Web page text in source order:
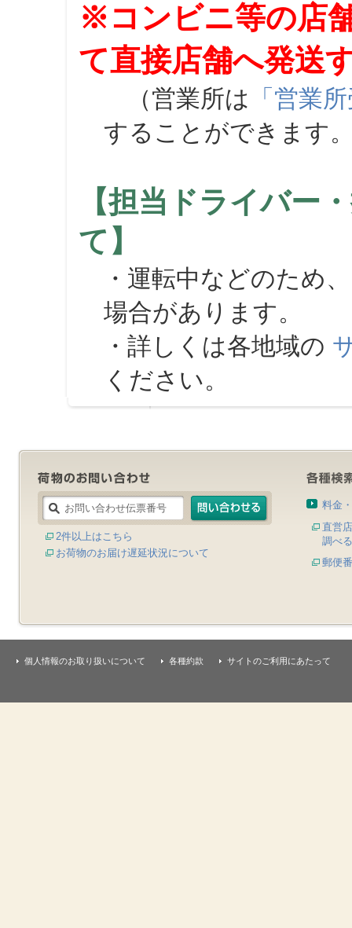
※コンビニ等の店
て直接店舗へ発送
（営業所は 「営業
することができます
【担当ドライバー
て】
・運転中などのため
場合があります。
・詳しくは各地域の
ください。
2件以上はこちら
お荷物のお届け遅延状況について
料金
直営
調べる
郵便
個人情報のお取り扱いについて 各種約款 サイトのご利用にあたって